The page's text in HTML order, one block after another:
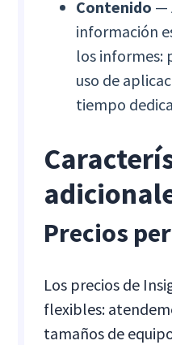
Contenido —
información
los informes:
uso de
tiempo
Precios
Los precios de
flexibles:
tamaños de